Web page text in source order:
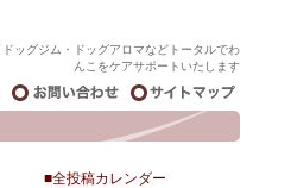
ッグジム・ドッグアロマなどトータルでわ
んこをケアサポートいたします
■全投稿カレンダー